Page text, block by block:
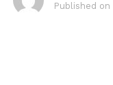
Published on